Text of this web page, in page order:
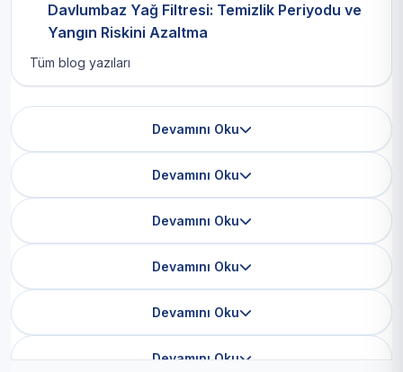
Davlumbaz Yağ Filtresi: Temizlik Periyodu ve
Yangın Riskini Azaltma
Tüm blog yazıları
Devamını Oku
Devamını Oku
Devamını Oku
Devamını Oku
Devamını Oku
Devamını Oku